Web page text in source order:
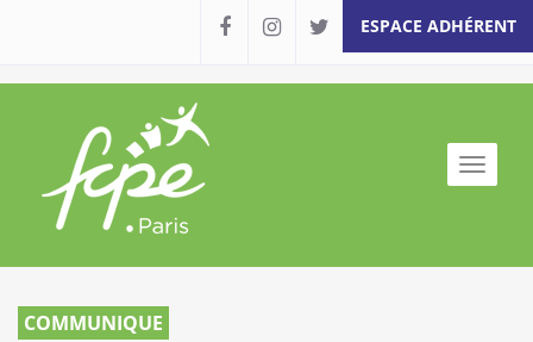
ESPACE ADHÉRENT
Toggle
au
COMMUNIQUE